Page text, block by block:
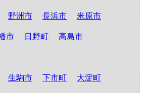
野洲市 長浜市 米原市
市 日野町 高島市
生駒市 下市町 大淀町